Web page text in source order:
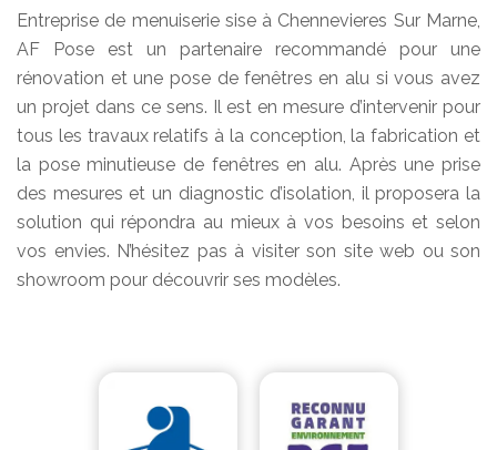
Entreprise de menuiserie sise à Chennevieres Sur Marne,
AF Pose est un partenaire recommandé pour une
rénovation et une pose de fenêtres en alu si vous avez
un projet dans ce sens. Il est en mesure d’intervenir pour
tous les travaux relatifs à la conception, la fabrication et
la pose minutieuse de fenêtres en alu. Après une prise
des mesures et un diagnostic d’isolation, il proposera la
solution qui répondra au mieux à vos besoins et selon
vos envies. N’hésitez pas à visiter son site web ou son
showroom pour découvrir ses modèles.